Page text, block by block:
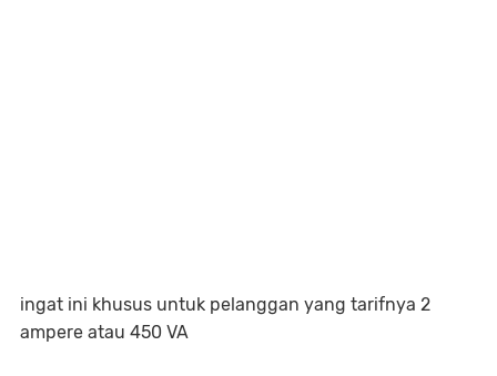
ingat ini khusus untuk pelanggan yang tarifnya 2
ampere atau 450 VA